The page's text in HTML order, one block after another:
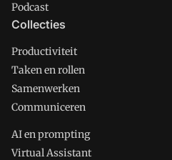
Podcast
Collecties
Productiviteit
Taken en rollen
Samenwerken
Communiceren
AI en prompting
Virtual Assistant